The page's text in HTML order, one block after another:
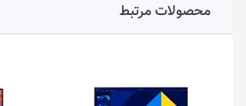
محصولات مرتبط